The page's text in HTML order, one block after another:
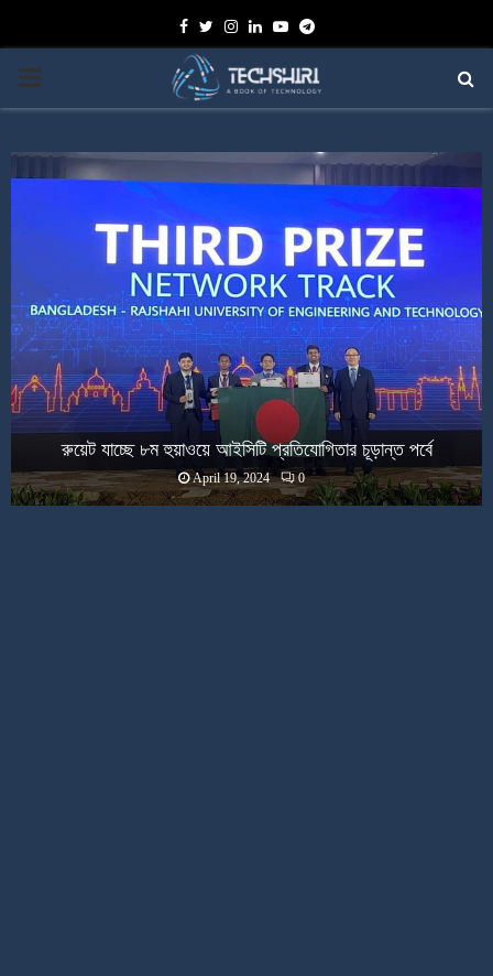
Facebook
TwitterInstagram
Linkedin
YoutubeTelegram
PRIMARY
রুয়েট যাচ্ছে ৮ম হুয়াওয়ে আইসিটি প্রতিযোগিতার চূড়ান্ত পর্বে
April 19, 2024 0